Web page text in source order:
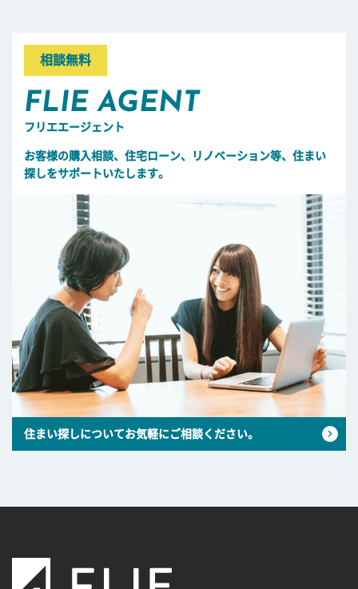
相談無料
FLIE AGENT
フリエエージェント
お客様の購入相談、住宅ローン、リノベーション等、住まい
探しをサポートいたします。
住まい探しについてお気軽にご相談ください。